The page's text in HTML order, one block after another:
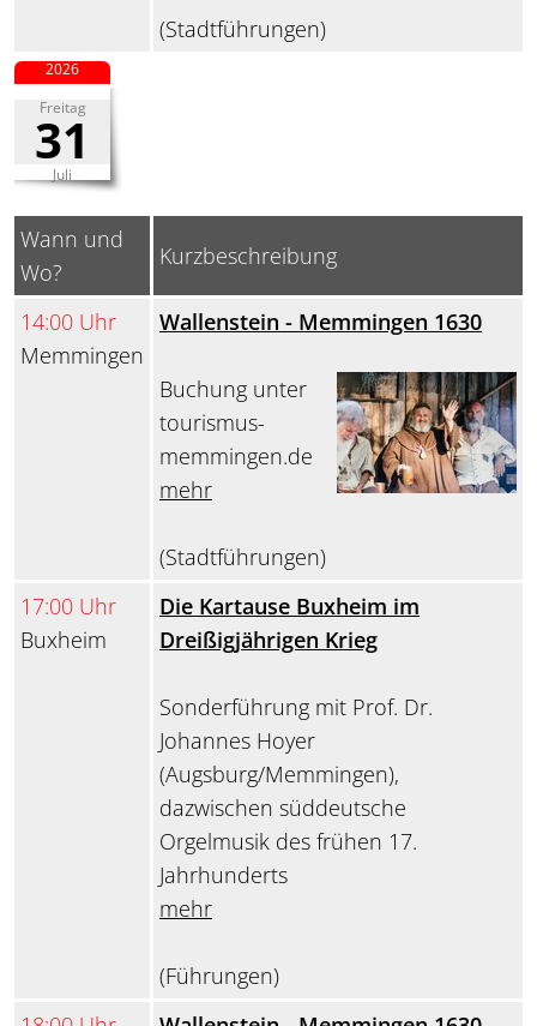
(Stadtführungen)
Freitag
31
Juli
2026
Wann und
Wo?
Kurzbeschreibung
14:00 Uhr
Memmingen
Wallenstein - Memmingen 1630
Buchung unter
tourismus-
memmingen.de
mehr
(Stadtführungen)
17:00 Uhr
Buxheim
Die Kartause Buxheim im
Dreißigjährigen Krieg
Sonderführung mit Prof. Dr.
Johannes Hoyer
(Augsburg/Memmingen),
dazwischen süddeutsche
Orgelmusik des frühen 17.
Jahrhunderts
mehr
(Führungen)